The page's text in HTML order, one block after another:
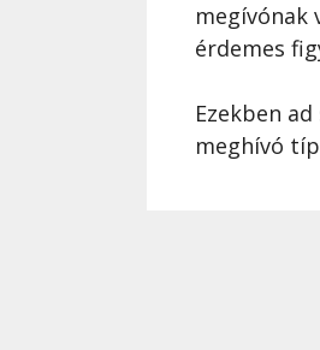
megívónak
érdemes
Ezekben
meghívó